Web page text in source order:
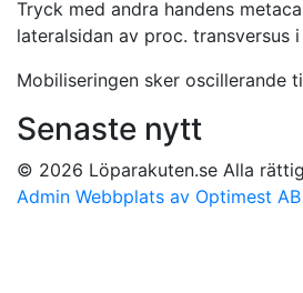
Tryck med andra handens
lateralsidan av proc. transversus
Mobiliseringen sker oscillerande
Senaste nytt
© 2026 Löparakuten.se Alla
Admin Webbplats av Optimest AB